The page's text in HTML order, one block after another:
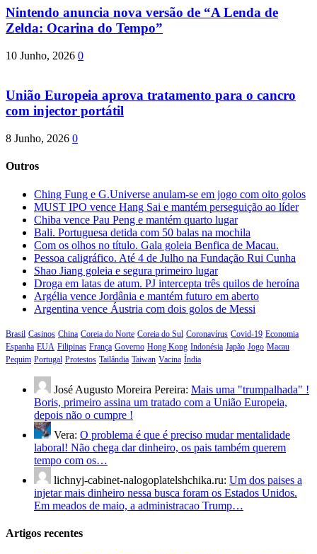
Nintendo anuncia nova versão de “A Lenda de
Zelda: Ocarina do Tempo”
10 Junho, 2026 0
União Europeia aprova tratamento para o cancro
com injector portátil
8 Junho, 2026 0
Outros
Ching Fung e G.Universe anulam-se em jogo com oito golos
MUST IPO vence Hang Sai e mantém perseguição ao líder
Chiba vence Pau Peng e mantém quarto lugar
Bali. Portuguesa detida com 50 balas na mochila
Com os olhos no título. Gala goleia Benfica de Macau.
Pessoa caligráfico. Até 4 de Julho na Fundação Rui Cunha
Shao Jiang goleia e segura primeiro lugar
Droga em latas de atum. PJ intercepta três quilos de heroína
Argélia vence Jordânia e mantém futuro em aberto
Argentina vence Áustria com dois golos de Messi
Brasil Casinos China Coreia do Norte Coreia do Sul Coronavírus Covid-19 Economia
Espanha EUA Filipinas França Governo Hong Kong Indonésia Japão Jogo Macau
Pequim Portugal Protestos Tailândia Taiwan Vacina Índia
José Augusto Moreira Pereira: Mais uma "trumpalhada" !
Boris, primeiro assina um tratado com a União Europeia,
depois não o cumpre !
Vera: O problema é que é preciso mudar mentalidade
laboral! Não chega dar dinheiro, os pais também querem
tempo com os…
lichnyj-cabinet-nalogoplatelshchika.ru: Um dos paises a
injetar mais dinheiro nessa busca foram os Estados Unidos.
Em meados de maio, a administracao Trump…
Artigos recentes